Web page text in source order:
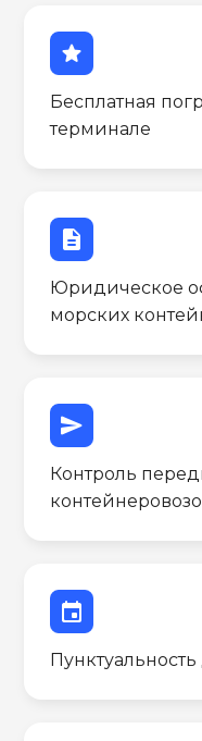
star
Бесплатная
терминале
description
Юридическое
морских
send
Контроль
event
Пунктуальность